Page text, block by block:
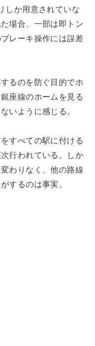
しか用意されていな
場合、一部は即トン
レーキ操作には誤差
るのを防ぐ目的でホ
座線のホームを見る
いように感じる。
すべての駅に付ける
行われている。しか
わりなく、他の路線
するのは事実。